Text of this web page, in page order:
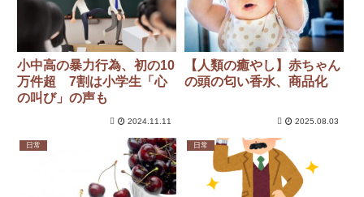
小中高の暴力行為、初の10
万件超 7割は小学生「心
の叫び」の声も
2024.11.11
【人類の癒やし】赤ちゃん
の頭の匂い香水、商品化
2025.08.03
日常 日常